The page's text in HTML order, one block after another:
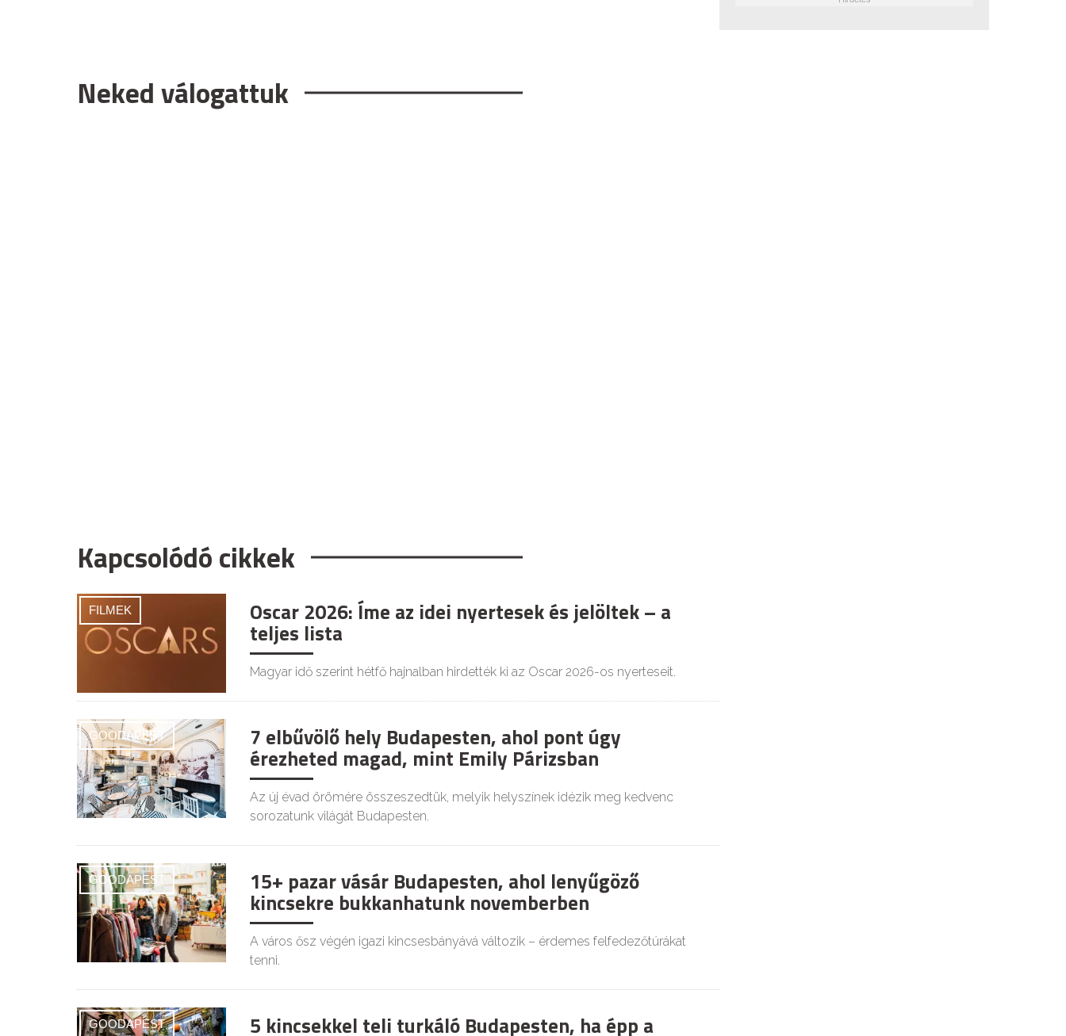
Neked válogattuk
Kapcsolódó cikkek
FILMEK Oscar 2026: Íme az idei nyertesek és jelöltek – a
teljes lista
Magyar idő szerint hétfő hajnalban hirdették ki az Oscar 2026-os nyerteseit.
GOODAPEST 7 elbűvölő hely Budapesten, ahol pont úgy
érezheted magad, mint Emily Párizsban
Az új évad örömére összeszedtük, melyik helyszínek idézik meg kedvenc
sorozatunk világát Budapesten.
GOODAPEST 15+ pazar vásár Budapesten, ahol lenyűgöző
kincsekre bukkanhatunk novemberben
A város ősz végén igazi kincsesbányává változik – érdemes felfedezőtúrákat
tenni.
GOODAPEST 5 kincsekkel teli turkáló Budapesten, ha épp a